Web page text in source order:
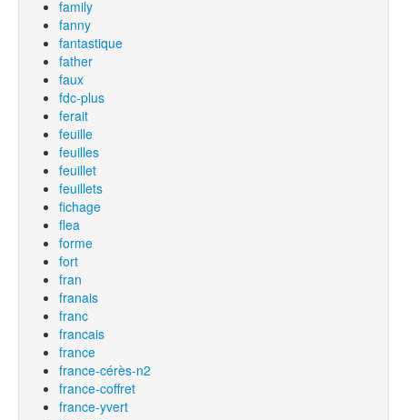
family
fanny
fantastique
father
faux
fdc-plus
ferait
feuille
feuilles
feuillet
feuillets
fichage
flea
forme
fort
fran
franais
franc
francais
france
france-cérès-n2
france-coffret
france-yvert